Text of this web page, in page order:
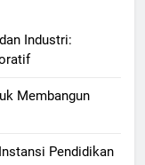
Industri:
Membangun
Pendidikan